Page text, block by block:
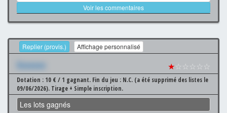
Voir les commentaires
Replier (provis.) Affichage personnalisé
Xxxxxxx ★☆☆☆☆☆
Dotation : 10 € / 1 gagnant. Fin du jeu : N.C. (a été supprimé des listes le
09/06/2026). Tirage + Simple inscription.
Les lots gagnés